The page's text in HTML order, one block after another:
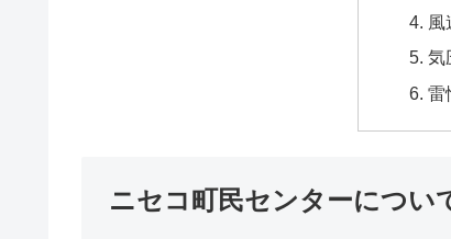
風
気
雷
ニセコ町民センターについ